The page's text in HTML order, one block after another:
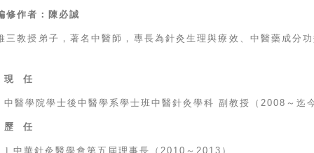
修作者：陳必誠
三教授弟子， 著名中醫師，專長為針灸生理與療效、中醫藥成分
現 任
中醫學院學士後中醫學系學士班中醫針灸學科 副教授（ 2008 ～迄
歷 任
l 中華針灸醫學會第五屆理事長（2010 ～2013 ）